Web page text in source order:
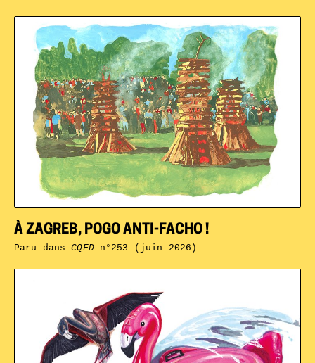
À ZAGREB, POGO ANTI-FACHO !
Paru dansCQFDn°253 (juin 2026)